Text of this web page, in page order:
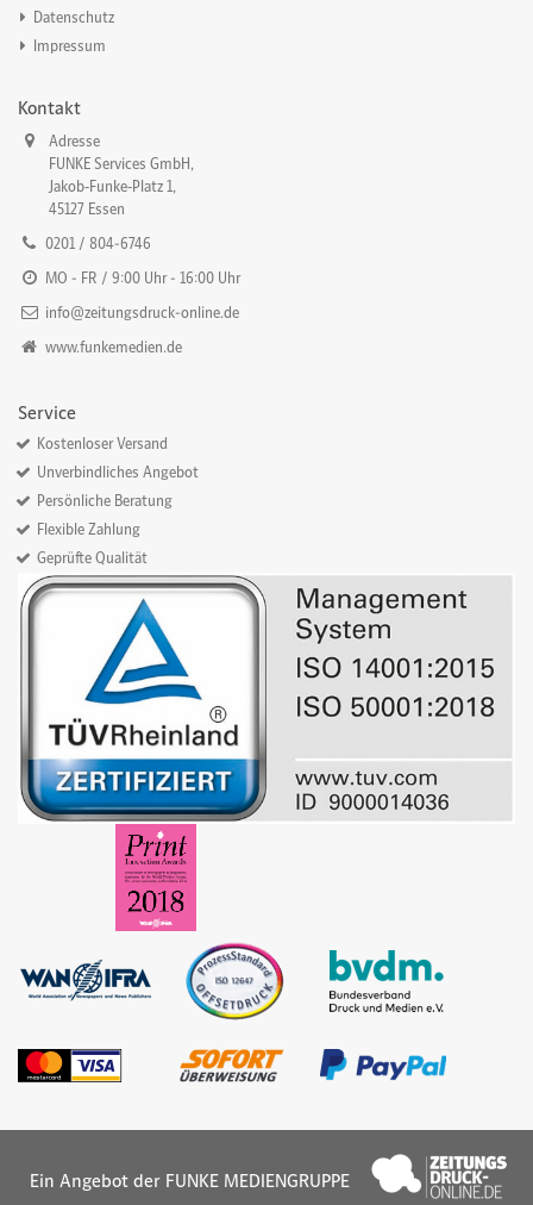
Datenschutz
Impressum
Kontakt
Adresse
FUNKE Services GmbH,
Jakob‐Funke‐Platz 1,
45127 Essen
0201 / 804-6746
MO - FR / 9:00 Uhr - 16:00 Uhr
info@zeitungsdruck-online.de
www.funkemedien.de
Service
Kostenloser Versand
Unverbindliches Angebot
Persönliche Beratung
Flexible Zahlung
Geprüfte Qualität
Ein Angebot der FUNKE MEDIENGRUPPE